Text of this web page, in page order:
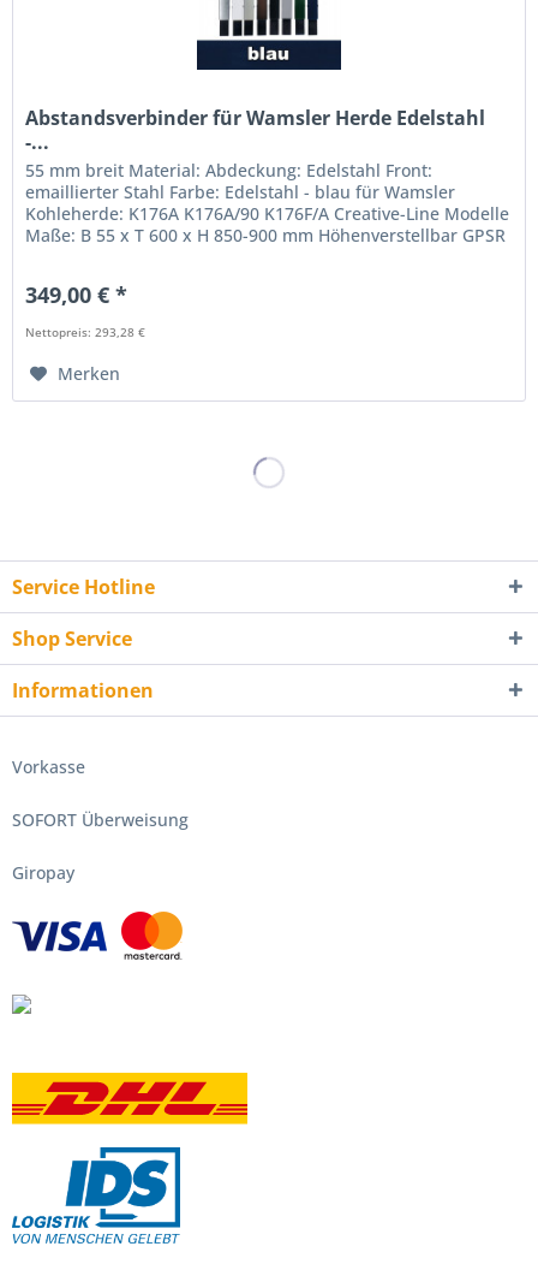
Abstandsverbinder für Wamsler Herde Edelstahl
-...
55 mm breit Material: Abdeckung: Edelstahl Front:
emaillierter Stahl Farbe: Edelstahl - blau für Wamsler
Kohleherde: K176A K176A/90 K176F/A Creative-Line Modelle
Maße: B 55 x T 600 x H 850-900 mm Höhenverstellbar GPSR
349,00 € *
Nettopreis: 293,28 €
Merken
Service Hotline
Shop Service
Informationen
Vorkasse
SOFORT Überweisung
Giropay